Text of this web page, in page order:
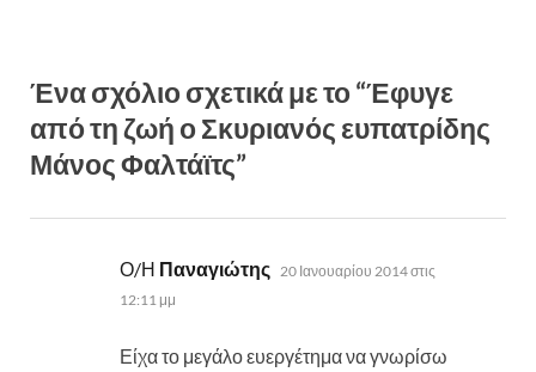
Ένα σχόλιο σχετικά με το “Έφυγε
από τη ζωή ο Σκυριανός ευπατρίδης
Μάνος Φαλτάϊτς”
Ο/Η Παναγιώτης λέει:
20 Ιανουαρίου 2014 στις
12:11 μμ
Είχα το μεγάλο ευεργέτημα να γνωρίσω